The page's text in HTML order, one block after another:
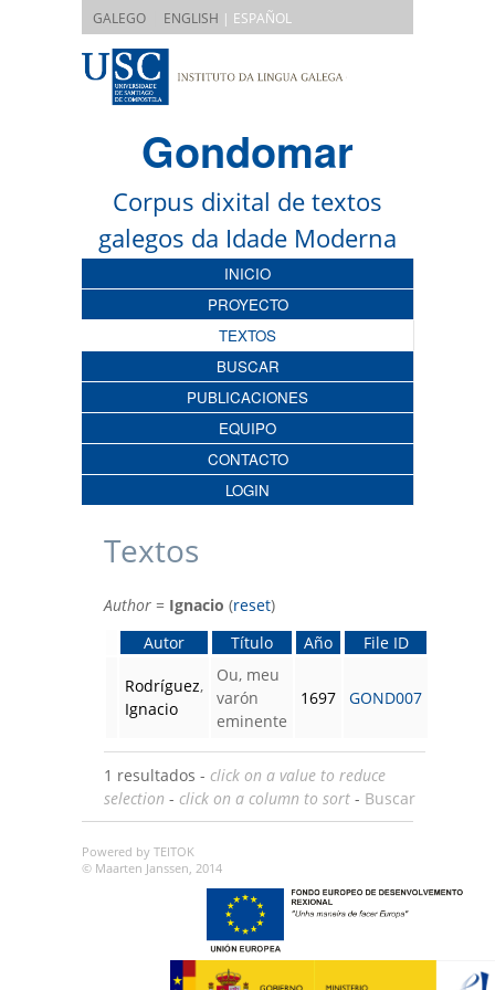
GALEGO ENGLISH | ESPAÑOL
Gondomar
Corpus dixital de textos
galegos da Idade Moderna
INICIO
PROYECTO
TEXTOS
BUSCAR
PUBLICACIONES
EQUIPO
CONTACTO
LOGIN
Textos
Author = Ignacio (reset)
Autor
Título Año File ID
Rodríguez,
Ignacio
Ou, meu
varón
eminente
1697 GOND007
1 resultados - click on a value to reduce
selection - click on a column to sort - Buscar
Powered by TEITOK
© Maarten Janssen, 2014